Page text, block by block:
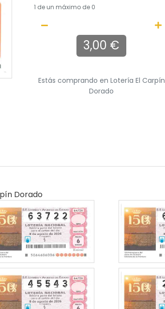
1 de un máximo de 0
3,00 €
Estás comprando en Lotería El Carpín
Dorado
Dorado